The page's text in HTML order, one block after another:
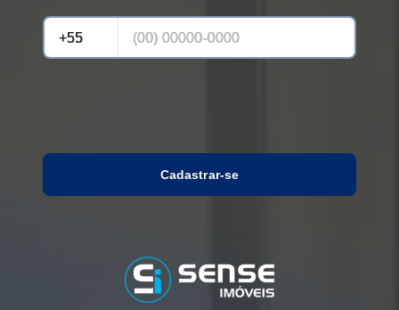
Cadastrar-se